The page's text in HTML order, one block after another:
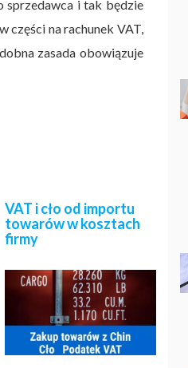
sprzedawca i tak będzie
części na rachunek VAT,
zasada obowiązuje
VAT i cło od importu
towarów w kosztach
firmy